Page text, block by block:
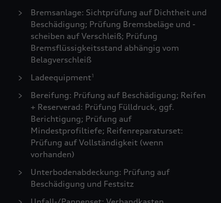
Bremsanlage: Sichtprüfung auf Dichtheit und
Beschädigung; Prüfung Bremsbeläge und -
scheiben auf Verschleiß; Prüfung
Bremsflüssigkeitsstand abhängig vom
Belagverschleiß
Ladeequipment1
Bereifung: Prüfung auf Beschädigung; Reifen
+ Reserverad: Prüfung Fülldruck, ggf.
Berichtigung; Prüfung auf
Mindestprofiltiefe; Reifenreparaturset:
Prüfung auf Vollständigkeit (wenn
vorhanden)
Unterbodenabdeckung: Prüfung auf
Beschädigung und Festsitz